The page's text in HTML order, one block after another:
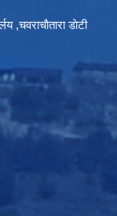
,चवराचाैतारा डाेटी